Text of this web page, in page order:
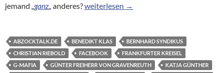
jemand „ganz„ anderes?Katja Günther gefällt das…
weiterlesen →
ABZOCKTALK.DE BENEDIKT KLAS
BERNHARD SYNDIKUS
CHRISTIAN RIEBOLD
FACEBOOK
FRANKFURTER KREISEL
G-MAFIA
GÜNTER FREIHERR VON GRAVENREUTH
KATJA GÜNTHER